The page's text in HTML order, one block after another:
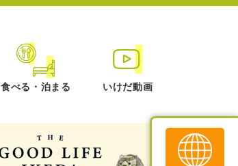
食べる・泊まる いけだ動画
Translate
»